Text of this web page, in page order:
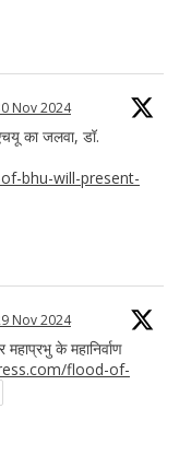
Nov 2024
का जलवा, डॉ.
bhu-will-present-
Nov 2024
के महानिर्वाण
flood-of-